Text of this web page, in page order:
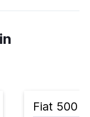
Fiat 500